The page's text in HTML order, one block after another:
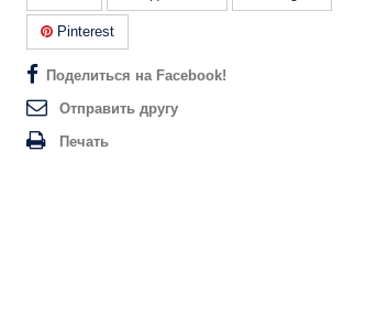
Pinterest
Поделиться на Facebook!
Отправить другу
Печать